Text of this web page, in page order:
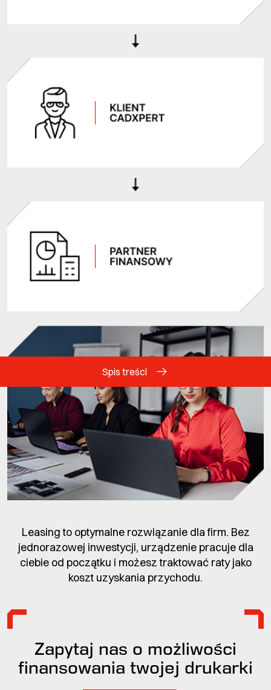
Leasing to optymalne rozwiązanie dla firm. Bez
jednorazowej inwestycji, urządzenie pracuje dla
ciebie od początku i możesz traktować raty jako
koszt uzyskania przychodu.
Zapytaj nas o możliwości
finansowania twojej drukarki
Spis treści